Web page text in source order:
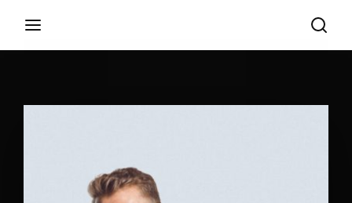
Password